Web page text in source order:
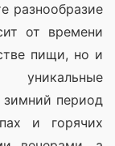
разнообразие
от времени
пищи, но и
уникальные
период
и горячих